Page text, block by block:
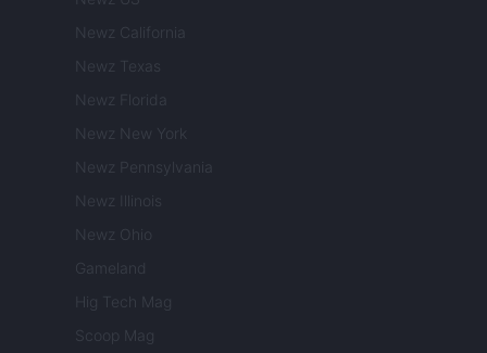
Newz California
Newz Texas
Newz Florida
Newz New York
Newz Pennsylvania
Newz Illinois
Newz Ohio
Gameland
Hig Tech Mag
Scoop Mag